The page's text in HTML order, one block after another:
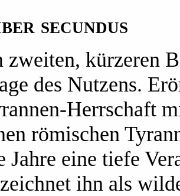
secundus
zweiten, kürzeren
des Nutzens.
Herrschaft
römischen
Jahre eine tiefe
ihn als